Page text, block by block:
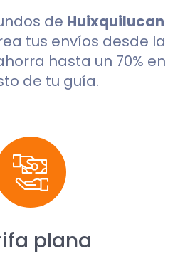
de Huixquilucan
tus envíos desde la
hasta un 70% en
de tu guía.
plana